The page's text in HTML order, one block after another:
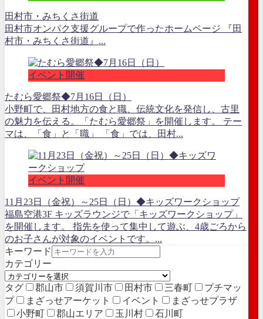
田村市・みちくさ街道
田村市オンパク支援グループで作ったホームページ 『田
村市・みちくさ街道』...
イベント開催
たむら愛郷祭◆7月16日（日）
小野町で、田村地方の食と職、伝統文化を発信し、古里
の魅力を伝える。「たむら愛郷祭」を開催します。 テー
マは、「食」と「職」 「食」では、田村...
イベント開催
11月23日（金祝）～25日（日）◆キッズワークショップ
福島空港3F キッズラウンジで「キッズワークショップ」
を開催します。 指先を使って集中して遊ぶ、4歳ごろから
のお子さんが対象のイベントです。...
キーワード
カテゴリー
タグ 郡山市 須賀川市 田村市 三春町
プチマッ
プ
まざっせアーケット イベント
まざっせプラザ
小野町
郡山エリア 玉川村 石川町